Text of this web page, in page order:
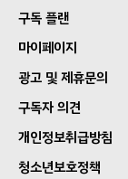
구독 플랜
마이페이지
광고 및 제휴문의
구독자 의견
개인정보취급방침
청소년보호정책